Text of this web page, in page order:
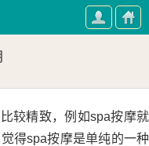
较精致，例如spa按摩就
得spa按摩是单纯的一种